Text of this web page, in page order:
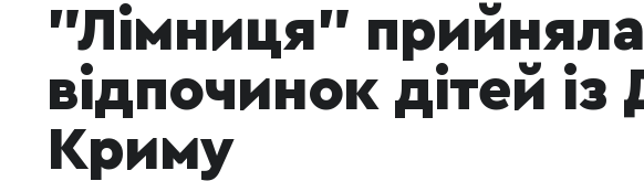
"Лімниця"
відпочинок дітей із
Криму